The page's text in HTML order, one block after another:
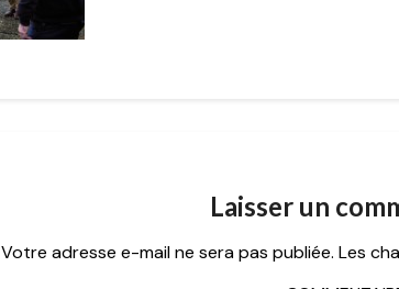
Laisser un
Votre adresse e-mail ne sera pas publiée. Les